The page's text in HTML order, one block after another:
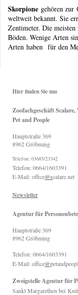
Skorpione gehören zur
weltweit bekannt. Sie
Zentimeter. Die meisten
Böden. Wenige Arten
Arten haben für den
Hier finden Sie uns
Zoofachgeschäft
Pet and People
Hauptstraße369
8962Gröbming
Telefon: 03685/23342
Telefon: 0664/1603391
E-Mail: office@scalare.net
Newsletter
Agentur für
Hauptstraße369
8962Gröbming
Telefon: 0664/1603391
E-Mail: office@
Zweigstelle Agentur für
Sankt Margarethen bei